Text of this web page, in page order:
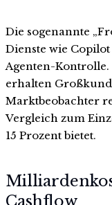
Die sogenannte
Dienste wie
Agenten-
erhalten
Marktbeobachter
Vergleich zum
15 Prozent bietet.
Cashflow